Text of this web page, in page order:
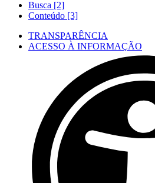
Busca [2]
Conteúdo [3]
TRANSPARÊNCIA
ACESSO À INFORMAÇÃO